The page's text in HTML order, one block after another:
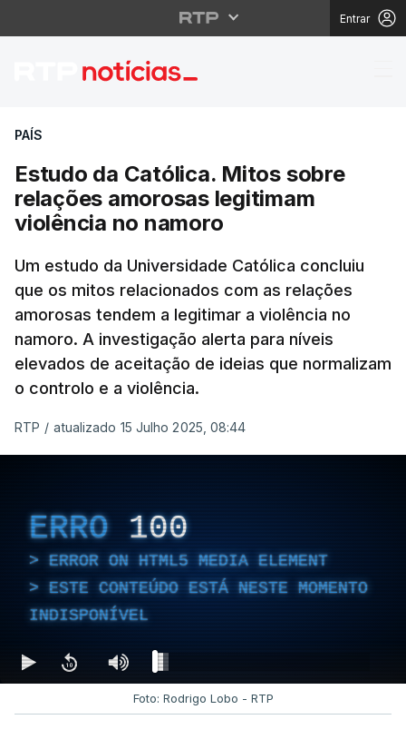
Entrar
Estudo da Católica.
PAÍS
Estudo da Católica. Mitos sobre
relações amorosas legitimam
violência no namoro
Um estudo da Universidade Católica concluiu
que os mitos relacionados com as relações
amorosas tendem a legitimar a violência no
namoro. A investigação alerta para níveis
elevados de aceitação de ideias que normalizam
o controlo e a violência.
RTP / atualizado 15 Julho 2025, 08:44
ERRO 100
ERROR ON HTML5 MEDIA ELEMENT
ESTE CONTEÚDO ESTÁ NESTE MOMENTO
INDISPONÍVEL
Foto: Rodrigo Lobo - RTP